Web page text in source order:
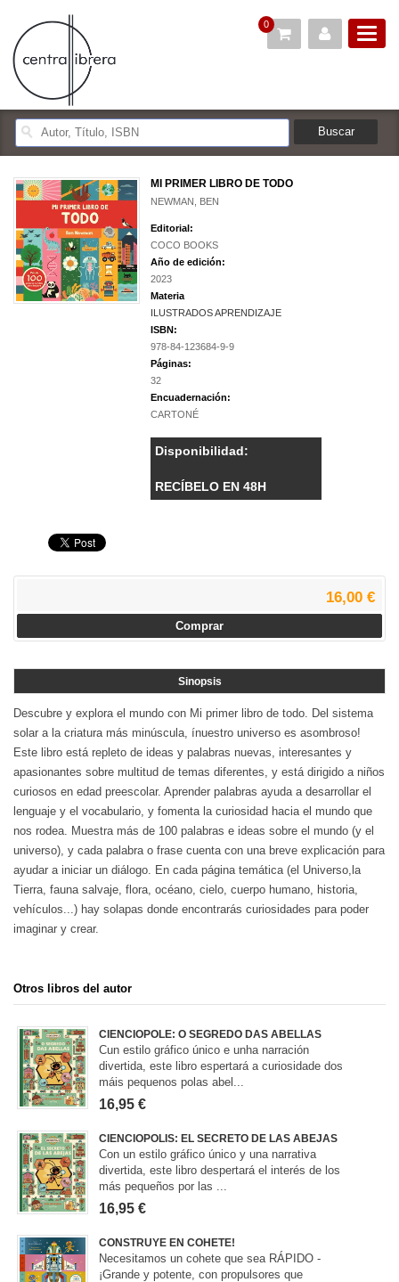
0
MI PRIMER LIBRO DE TODO
NEWMAN, BEN
Editorial:
COCO BOOKS
Año de edición:
2023
Materia
ILUSTRADOS APRENDIZAJE
ISBN:
978-84-123684-9-9
Páginas:
32
Encuadernación:
CARTONÉ
Disponibilidad:
RECÍBELO EN 48H
16,00 €
Comprar
Sinopsis
Descubre y explora el mundo con Mi primer libro de todo. Del sistema
solar a la criatura más minúscula, ínuestro universo es asombroso!
Este libro está repleto de ideas y palabras nuevas, interesantes y
apasionantes sobre multitud de temas diferentes, y está dirigido a niños
curiosos en edad preescolar. Aprender palabras ayuda a desarrollar el
lenguaje y el vocabulario, y fomenta la curiosidad hacia el mundo que
nos rodea. Muestra más de 100 palabras e ideas sobre el mundo (y el
universo), y cada palabra o frase cuenta con una breve explicación para
ayudar a iniciar un diálogo. En cada página temática (el Universo,la
Tierra, fauna salvaje, flora, océano, cielo, cuerpo humano, historia,
vehículos...) hay solapas donde encontrarás curiosidades para poder
imaginar y crear.
Otros libros del autor
CIENCIOPOLE: O SEGREDO DAS ABELLAS
Cun estilo gráfico único e unha narración
divertida, este libro espertará a curiosidade dos
máis pequenos polas abel...
16,95 €
CIENCIOPOLIS: EL SECRETO DE LAS ABEJAS
Con un estilo gráfico único y una narrativa
divertida, este libro despertará el interés de los
más pequeños por las ...
16,95 €
CONSTRUYE EN COHETE!
Necesitamos un cohete que sea RÁPIDO -
¡Grande y potente, con propulsores que